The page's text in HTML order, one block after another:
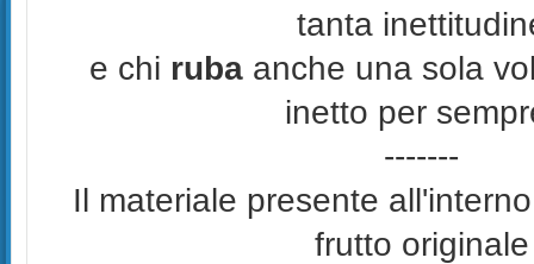
tanta
e chi ruba anche una sola
inetto per
-------
Il materiale presente
frutto originale